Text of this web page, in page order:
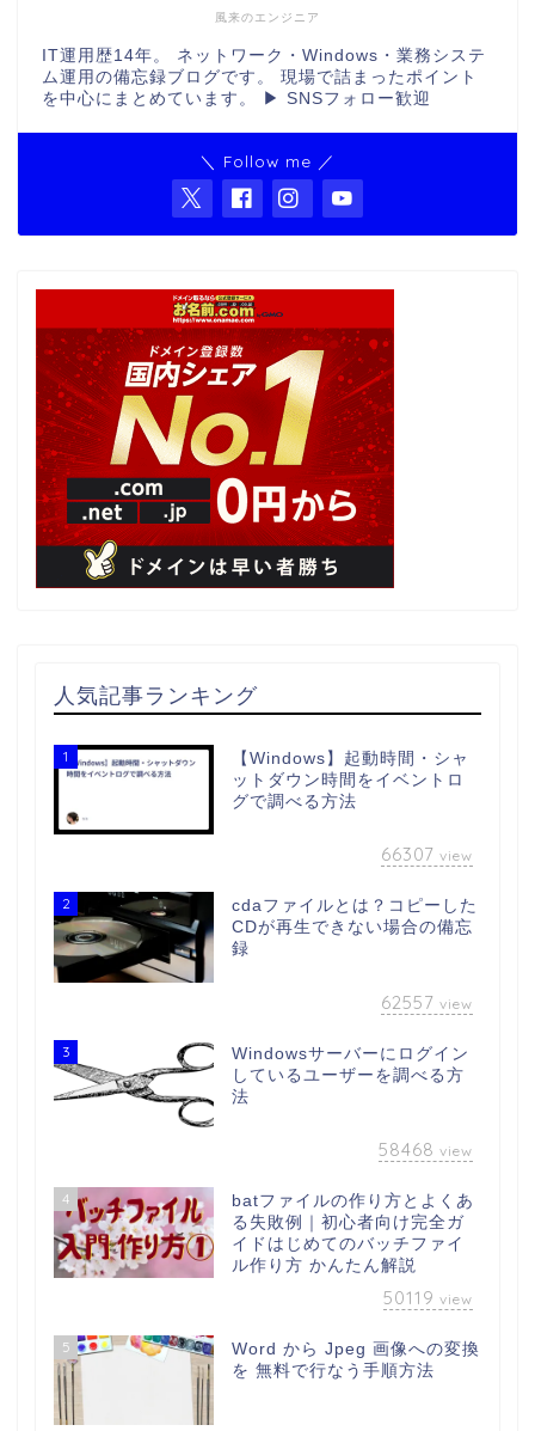
風来のエンジニア
IT運用歴14年。 ネットワーク・Windows・業務システ
ム運用の備忘録ブログです。 現場で詰まったポイント
を中心にまとめています。 ▶ SNSフォロー歓迎
＼ Follow me ／
人気記事ランキング
1
【Windows】起動時間・シャ
ットダウン時間をイベントロ
グで調べる方法
66307 view
2
cdaファイルとは？コピーした
CDが再生できない場合の備忘
録
62557 view
3
Windowsサーバーにログイン
しているユーザーを調べる方
法
58468 view
4
batファイルの作り方とよくあ
る失敗例｜初心者向け完全ガ
イドはじめてのバッチファイ
ル作り方 かんたん解説
50119 view
5
Word から Jpeg 画像への変換
を 無料で行なう手順方法